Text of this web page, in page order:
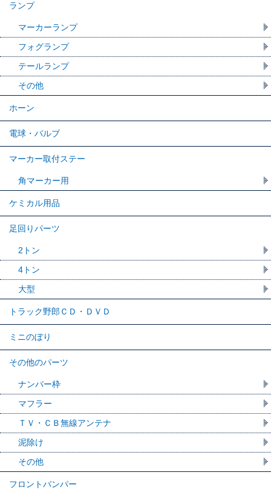
ランプ
マーカーランプ
フォグランプ
テールランプ
その他
ホーン
電球・バルブ
マーカー取付ステー
角マーカー用
ケミカル用品
足回りパーツ
2トン
4トン
大型
トラック野郎ＣＤ・ＤＶＤ
ミニのぼり
その他のパーツ
ナンバー枠
マフラー
ＴＶ・ＣＢ無線アンテナ
泥除け
その他
フロントバンパー